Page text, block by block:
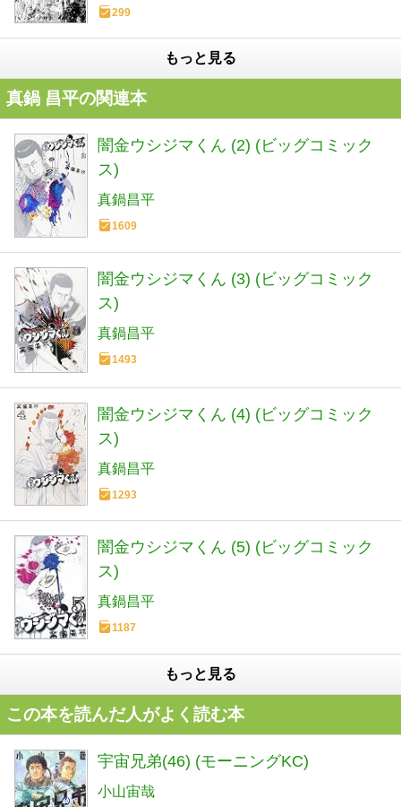
299
もっと見る
真鍋 昌平の関連本
闇金ウシジマくん (2) (ビッグコミック
ス)
真鍋昌平
1609
闇金ウシジマくん (3) (ビッグコミック
ス)
真鍋昌平
1493
闇金ウシジマくん (4) (ビッグコミック
ス)
真鍋昌平
1293
闇金ウシジマくん (5) (ビッグコミック
ス)
真鍋昌平
1187
もっと見る
この本を読んだ人がよく読む本
宇宙兄弟(46) (モーニングKC)
小山宙哉